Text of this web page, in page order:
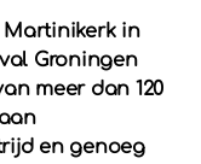
Martinikerk in
Groningen
meer dan 120
en genoeg